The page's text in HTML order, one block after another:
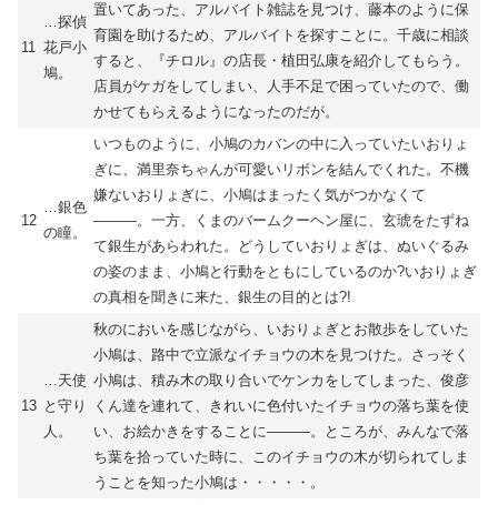
11
…探偵
花戸小
鳩。
置いてあった、アルバイト雑誌を見つけ、藤本のように保
育園を助けるため、アルバイトを探すことに。千歳に相談
すると、『チロル』の店長・植田弘康を紹介してもらう。
店員がケガをしてしまい、人手不足で困っていたので、働
かせてもらえるようになったのだが。
12
…銀色
の瞳。
いつものように、小鳩のカバンの中に入っていたいおりょ
ぎに、満里奈ちゃんが可愛いリボンを結んでくれた。不機
嫌ないおりょぎに、小鳩はまったく気がつかなくて
―――。一方、くまのバームクーヘン屋に、玄琥をたずね
て銀生があらわれた。どうしていおりょぎは、ぬいぐるみ
の姿のまま、小鳩と行動をともにしているのか?いおりょぎ
の真相を聞きに来た、銀生の目的とは?!
13
…天使
と守り
人。
秋のにおいを感じながら、いおりょぎとお散歩をしていた
小鳩は、路中で立派なイチョウの木を見つけた。さっそく
小鳩は、積み木の取り合いでケンカをしてしまった、俊彦
くん達を連れて、きれいに色付いたイチョウの落ち葉を使
い、お絵かきをすることに―――。ところが、みんなで落
ち葉を拾っていた時に、このイチョウの木が切られてしま
うことを知った小鳩は・・・・・。